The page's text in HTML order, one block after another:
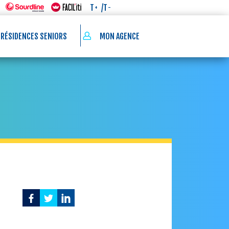
T + /T -
SENIORS MON AGENCE